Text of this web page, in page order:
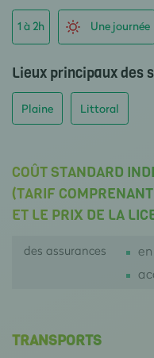
1 à 2h Une journée
Lieux principaux des
Plaine Littoral
COÛT STANDARD
(TARIF
ET LE PRIX DE LA
des assurances
TRANSPORTS